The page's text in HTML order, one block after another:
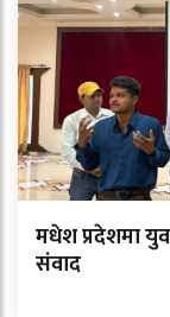
मधेश प्रदेशमा
संवाद